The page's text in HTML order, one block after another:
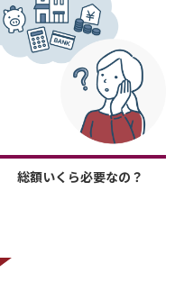
総額いくら必要なの？